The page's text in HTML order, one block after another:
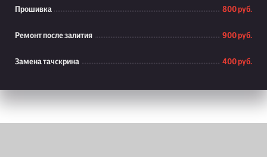
Прошивка 800 руб.
Ремонт после залития 900 руб.
Замена тачскрина 400 руб.